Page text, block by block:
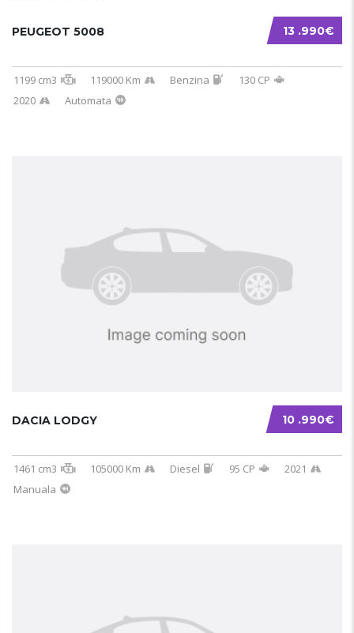
13 .990€
PEUGEOT 5008
1199 cm3 119000 Km Benzina
130 CP
2020
Automata
10 .990€
DACIA LODGY
1461 cm3 105000 Km Diesel 95 CP
2021
Manuala